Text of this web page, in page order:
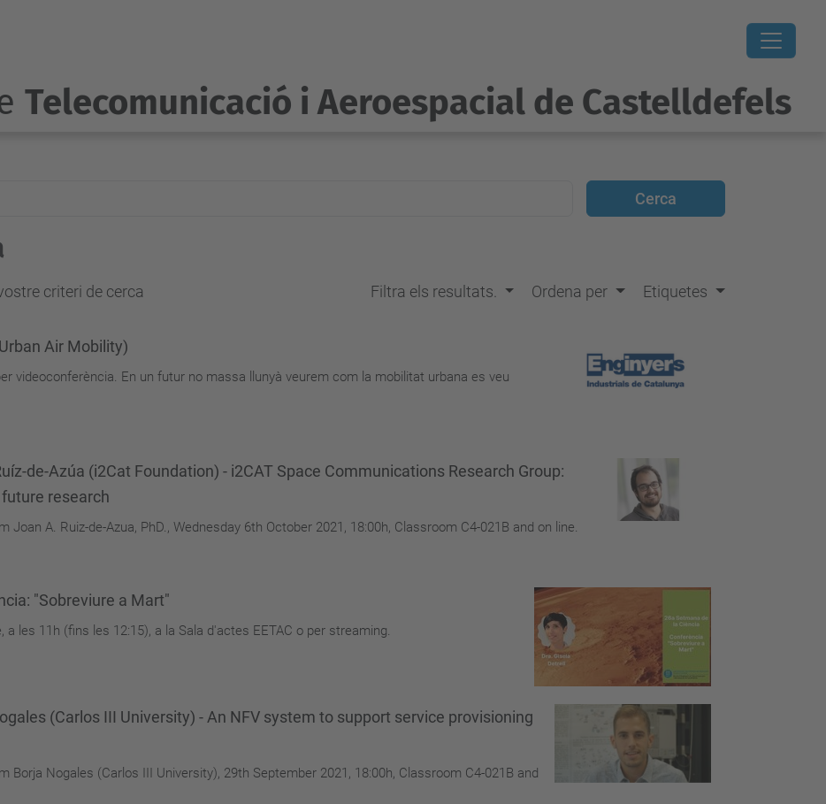
Telecomunicació i Aeroespacial de Castelldefels
criteri de cerca Filtra els resultats. Ordena per Etiquetes
Air Mobility)
videoconferència. En un futur no massa llunyà veurem com la mobilitat urbana es veu
de-Azúa (i2Cat Foundation) - i2CAT Space Communications Research Group:
research
A. Ruiz-de-Azua, PhD., Wednesday 6th October 2021, 18:00h, Classroom C4-021B and on line.
"Sobreviure a Mart"
les 11h (fins les 12:15), a la Sala d'actes EETAC o per streaming.
(Carlos III University) - An NFV system to support service provisioning
Nogales (Carlos III University), 29th September 2021, 18:00h, Classroom C4-021B and